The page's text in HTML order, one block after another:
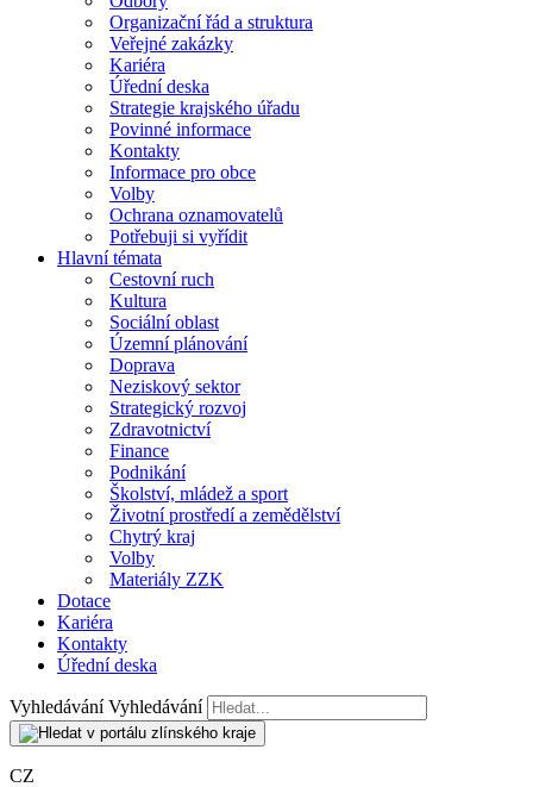
Organizační řád a struktura
Veřejné zakázky
Kariéra
Úřední deska
Strategie krajského úřadu
Povinné informace
Kontakty
Informace pro obce
Volby
Ochrana oznamovatelů
Potřebuji si vyřídit
Hlavní témata
Cestovní ruch
Kultura
Sociální oblast
Územní plánování
Doprava
Neziskový sektor
Strategický rozvoj
Zdravotnictví
Finance
Podnikání
Školství, mládež a sport
Životní prostředí a zemědělství
Chytrý kraj
Volby
Materiály ZZK
Dotace
Kariéra
Kontakty
Úřední deska
Vyhledávání Vyhledávání
CZ